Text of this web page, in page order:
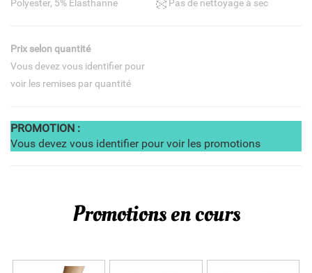
Polyester, 5% Elasthanne
Pas de nettoyage à sec
Prix selon quantité
Vous devez vous identifier pour
voir les remises par quantité
PROMOTION :
Vous devez vous identifier pour voir les promotions
Promotions en cours